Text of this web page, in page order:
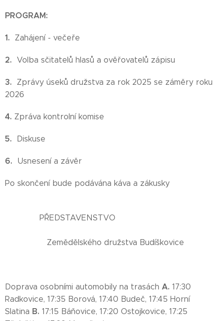
PROGRAM:
1. Zahájení - večeře
2. Volba sčitatelů hlasů a ověřovatelů zápisu
3.
Zprávy úseků družstva za rok 2025 se záměry roku
2026
4. Zpráva kontrolní komise
5. Diskuse
6. Usnesení a závěr
Po skončení bude podávána káva a zákusky
PŘEDSTAVENSTVO
Zemědělského družstva Budíškovice
Doprava osobními automobily na trasách A. 17:30
Radkovice, 17:35 Borová, 17:40 Budeč, 17:45 Horní
Slatina B. 17:15 Báňovice, 17:20 Ostojkovice, 17:25